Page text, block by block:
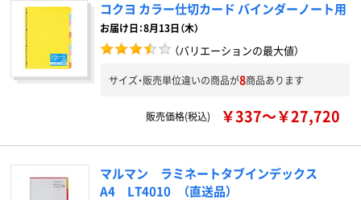
コクヨ カラー仕切カード バインダーノート用
お届け日：8月13日（木）
（バリエーションの最大値）
サイズ・販売単位違いの商品が8商品あります
販売価格(税込) ￥337～￥27,720
マルマン ラミネートタブインデックス
A4 LT4010 （直送品）